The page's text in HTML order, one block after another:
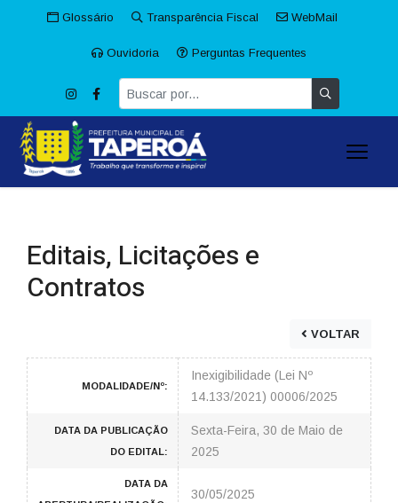
Glossário Transparência Fiscal WebMail
Ouvidoria Perguntas Frequentes
Editais, Licitações e
Contratos
VOLTAR
MODALIDADE/Nº:
Inexigibilidade (Lei Nº
14.133/2021) 00006/2025
DATA DA PUBLICAÇÃO
DO EDITAL:
Sexta-Feira, 30 de Maio de
2025
DATA DA
30/05/2025